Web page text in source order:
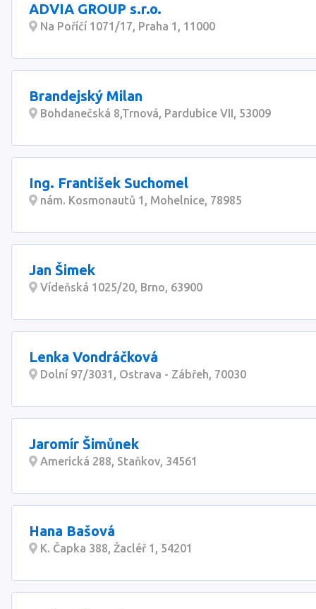
ADVIA GROUP s.r.o.
Na Poříčí 1071/17, Praha 1, 11000
Brandejský Milan
Bohdanečská 8,Trnová, Pardubice VII, 53009
Ing. František Suchomel
nám. Kosmonautů 1, Mohelnice, 78985
Jan Šimek
Vídeňská 1025/20, Brno, 63900
Lenka Vondráčková
Dolní 97/3031, Ostrava - Zábřeh, 70030
Jaromír Šimůnek
Americká 288, Staňkov, 34561
Hana Bašová
K. Čapka 388, Žacléř 1, 54201